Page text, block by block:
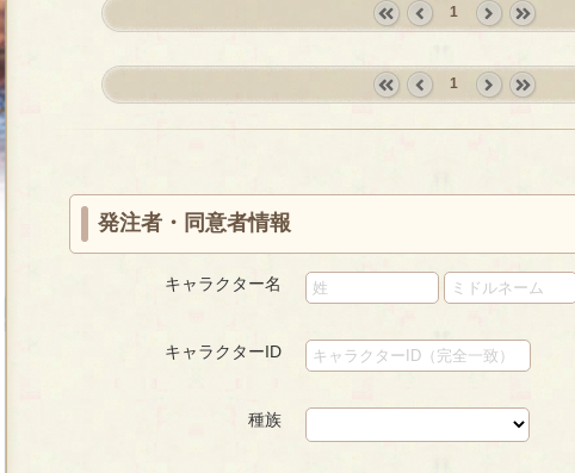
first prev
1
›
»
1
発注者・同意者情報
キャラクター名
キャラクターID
種族